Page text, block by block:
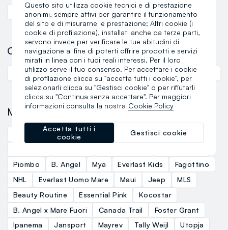
rimini
Collezioni
Kids' Accessories Donna Uomo Bambino Curvy
Marchi
Coccinella Everlast Hybrid
J-Club
Piombo
B. Angel Mya Everlast Kids
Fagottino
NHL
Everlast Uomo Mare Maui Jeep
MLS
Beauty Routine
Essential Pink
Kocostar
B. Angel x Mare Fuori
Canada Trail
Foster Grant
Ipanema
Jansport Mayrev Tally Weijl
Utopja
Questo sito utilizza cookie tecnici e di prestazione
anonimi, sempre attivi per garantire il funzionamento
del sito e di misurarne le prestazione; Altri cookie (i
cookie di profilazione), installati anche da terze parti,
servono invece per verificare le tue abitudini di
navigazione al fine di poterti offrire prodotti e servizi
mirati in linea con i tuoi reali interessi. Per il loro
utilizzo serve il tuo consenso. Per accettare i cookie
di profilazione clicca su "accetta tutti i cookie", per
selezionarli clicca su "Gestisci cookie" o per rifiutarli
clicca su "Continua senza accettare". Per maggiori
informazioni consulta la nostra Cookie Policy
Gestisci cookie
Accetta tutti i
cookie